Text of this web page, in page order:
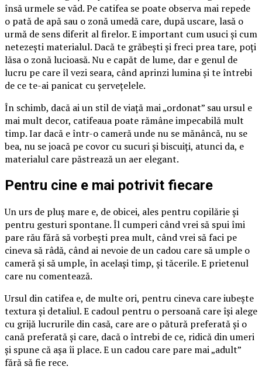
însă urmele se văd. Pe catifea se poate observa mai repede
o pată de apă sau o zonă umedă care, după uscare, lasă o
urmă de sens diferit al firelor. E important cum usuci și cum
netezești materialul. Dacă te grăbești și freci prea tare, poți
lăsa o zonă lucioasă. Nu e capăt de lume, dar e genul de
lucru pe care îl vezi seara, când aprinzi lumina și te întrebi
de ce te-ai panicat cu șervețelele.
În schimb, dacă ai un stil de viață mai „ordonat” sau ursul e
mai mult decor, catifeaua poate rămâne impecabilă mult
timp. Iar dacă e într-o cameră unde nu se mănâncă, nu se
bea, nu se joacă pe covor cu sucuri și biscuiți, atunci da, e
materialul care păstrează un aer elegant.
Pentru cine e mai potrivit fiecare
Un urs de pluș mare e, de obicei, ales pentru copilărie și
pentru gesturi spontane. Îl cumperi când vrei să spui îmi
pare rău fără să vorbești prea mult, când vrei să faci pe
cineva să râdă, când ai nevoie de un cadou care să umple o
cameră și să umple, în același timp, și tăcerile. E prietenul
care nu comentează.
Ursul din catifea e, de multe ori, pentru cineva care iubește
textura și detaliul. E cadoul pentru o persoană care își alege
cu grijă lucrurile din casă, care are o pătură preferată și o
cană preferată și care, dacă o întrebi de ce, ridică din umeri
și spune că așa îi place. E un cadou care pare mai „adult”
fără să fie rece.